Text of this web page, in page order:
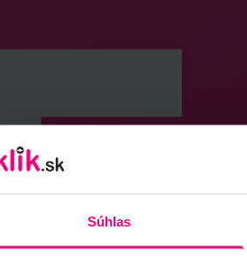
Súhlas